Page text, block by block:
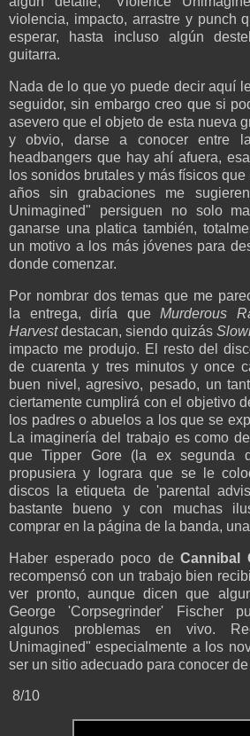
violencia, impacto, arrastre y punch
esperar, hasta incluso algún
guitarra.
Nada de lo que yo puede decir aquí
seguidor, sin embargo creo que si
asevero que el objeto de esta nueva
y obvio, darse a conocer entre
headbangers que hay ahí afuera,
los sonidos brutales y más físicos
años sin grabaciones me
Unimagined" persiguen no solo
ganarse una platica también,
un motivo a los más jóvenes para
donde comenzar.
Por nombrar dos temas que me
la entrega, diría queMurderous
Harvestdestacan, siendo quizás
impacto me produjo. El resto del
de cuarenta y tres minutos y once
buen nivel, agresivo, pesado, un
ciertamente cumplirá con el objetivo
los padres o abuelos a los que se
La imaginería del trabajo es como
que Tipper Gore (la ex segunda
propusiera y lograra que se le
discos la etiqueta de 'parental
bastante bueno y con muchas
comprar en la página de la banda,
Haber esperado poco de Cannibal
recompensó con un trabajo bien
ver pronto, aunque dicen que
George 'Corpsegrinder' Fischer
algunos problemas en vivo.
Unimagined" especialmente a los
ser un sitio adecuado para conocer
8/10